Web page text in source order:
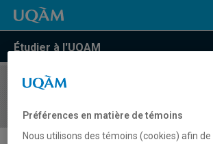
Étudier à l'UQAM
COURS//
Préférences en matière de témoins
Nous utilisons des témoins (cookies) afin